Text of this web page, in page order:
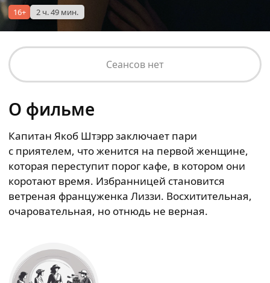
16+ 2 ч. 49 мин.
Сеансов нет
О фильме
Капитан Якоб Штэрр заключает пари
с приятелем, что женится на первой женщине,
которая переступит порог кафе, в котором они
коротают время. Избранницей становится
ветреная француженка Лиззи. Восхитительная,
очаровательная, но отнюдь не верная.